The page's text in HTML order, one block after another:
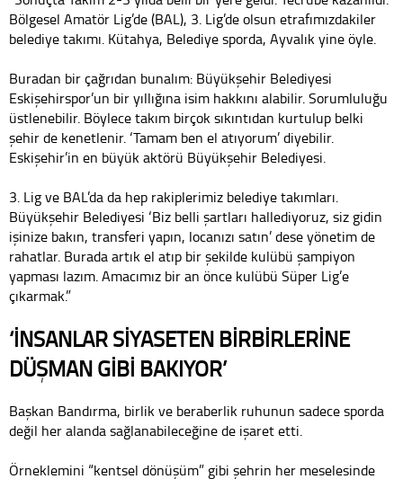
Bölgesel Amatör Lig’de (BAL), 3. Lig’de olsun etrafımızdakiler
belediye takımı. Kütahya, Belediye sporda, Ayvalık yine öyle.
Buradan bir çağrıdan bunalım: Büyükşehir Belediyesi
Eskişehirspor’un bir yıllığına isim hakkını alabilir. Sorumluluğu
üstlenebilir. Böylece takım birçok sıkıntıdan kurtulup belki
şehir de kenetlenir. ‘Tamam ben el atıyorum’ diyebilir.
Eskişehir’in en büyük aktörü Büyükşehir Belediyesi.
3. Lig ve BAL’da da hep rakiplerimiz belediye takımları.
Büyükşehir Belediyesi ‘Biz belli şartları hallediyoruz, siz gidin
işinize bakın, transferi yapın, locanızı satın’ dese yönetim de
rahatlar. Burada artık el atıp bir şekilde kulübü şampiyon
yapması lazım. Amacımız bir an önce kulübü Süper Lig’e
çıkarmak.”
‘İNSANLAR SİYASETEN BİRBİRLERİNE
DÜŞMAN GİBİ BAKIYOR’
Başkan Bandırma, birlik ve beraberlik ruhunun sadece sporda
değil her alanda sağlanabileceğine de işaret etti.
Örneklemini “kentsel dönüşüm” gibi şehrin her meselesinde